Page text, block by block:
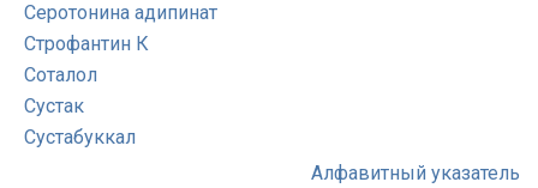
Серотонина адипинат
Строфантин К
Соталол
Сустак
Сустабуккал
Алфавитный указатель